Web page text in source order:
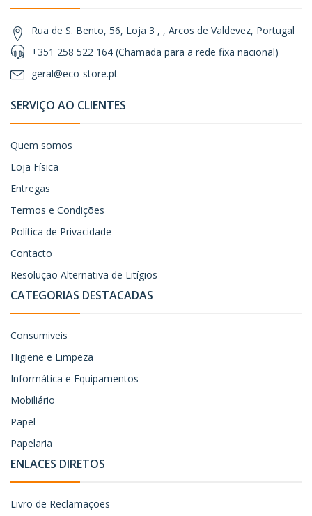
Rua de S. Bento, 56, Loja 3 , , Arcos de Valdevez, Portugal
+351 258 522 164 (Chamada para a rede fixa nacional)
geral@eco-store.pt
SERVIÇO AO CLIENTES
Quem somos
Loja Física
Entregas
Termos e Condições
Política de Privacidade
Contacto
Resolução Alternativa de Litígios
CATEGORIAS DESTACADAS
Consumiveis
Higiene e Limpeza
Informática e Equipamentos
Mobiliário
Papel
Papelaria
ENLACES DIRETOS
Livro de Reclamações